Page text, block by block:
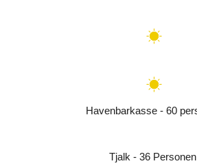
Havenbarkasse - 60
Tjalk - 36 Personen